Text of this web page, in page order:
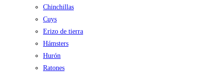
Chinchillas
Cuys
Erizo de tierra
Hámsters
Hurón
Ratones